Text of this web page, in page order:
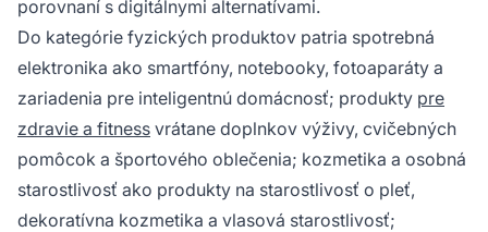
porovnaní s digitálnymi alternatívami.
Do kategórie fyzických produktov patria spotrebná
elektronika ako smartfóny, notebooky, fotoaparáty a
zariadenia pre inteligentnú domácnosť; produkty pre
zdravie a fitness vrátane doplnkov výživy, cvičebných
pomôcok a športového oblečenia; kozmetika a osobná
starostlivosť ako produkty na starostlivosť o pleť,
dekoratívna kozmetika a vlasová starostlivosť;